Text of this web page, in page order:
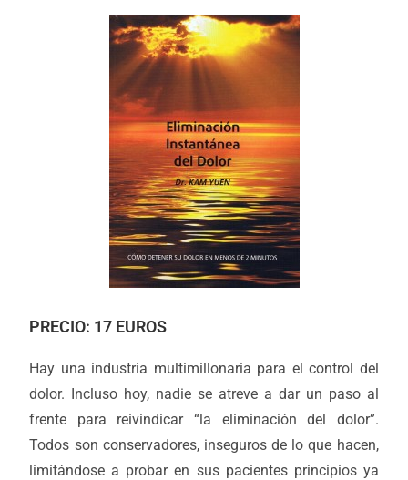
PRECIO: 17 EUROS
Hay una industria multimillonaria para el control del
dolor. Incluso hoy, nadie se atreve a dar un paso al
frente para reivindicar “la eliminación del dolor”.
Todos son conservadores, inseguros de lo que hacen,
limitándose a probar en sus pacientes principios ya